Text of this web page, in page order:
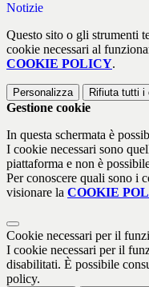
Notizie
Questo sito o gli strumenti
cookie necessari al
COOKIE POLICY.
Personalizza Rifiuta tutti i
Gestione cookie
In questa schermata è
I cookie necessari sono
piattaforma e non è
Per conoscere quali sono i
visionare la COOKIE
Cookie necessari per il
I cookie necessari per il
disabilitati. È possibile
policy.